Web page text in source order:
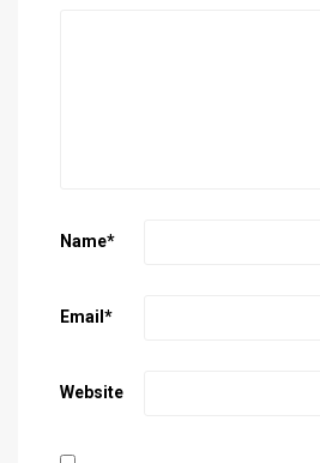
Name*
Email *
Website